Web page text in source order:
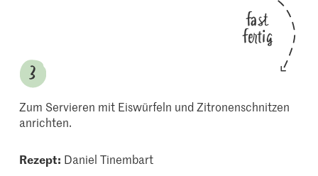
fast
fertig
Zum Servieren mit Eiswürfeln und Zitronenschnitzen
anrichten.
Rezept: Daniel Tinembart